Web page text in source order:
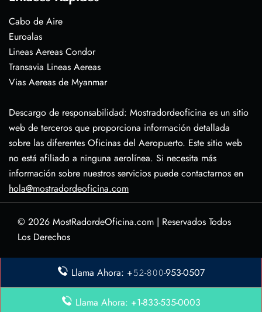
Cabo de Aire
Euroalas
Lineas Aereas Condor
Transavia Lineas Aereas
Vias Aereas de Myanmar
Descargo de responsabilidad: Mostradordeoficina es un sitio
web de terceros que proporciona información detallada
sobre las diferentes Oficinas del Aeropuerto. Este sitio web
no está afiliado a ninguna aerolínea. Si necesita más
información sobre nuestros servicios puede contactarnos en
hola@mostradordeoficina.com
© 2026 MostRadordeOficina.com | Reservados Todos
Los Derechos
Sobre Nosotras
Descargo de Responsabilidad
Política de Privacidad
Llama Ahora: +𝟻𝟸-𝟾𝟶𝟶-953-0507
Llama Ahora: +1-833-535-0003